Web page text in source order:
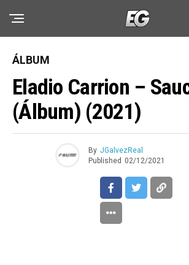
ÁLBUM
Eladio Carrion –
(Álbum) (2021)
By JGalvezReal
Published 02/12/2021